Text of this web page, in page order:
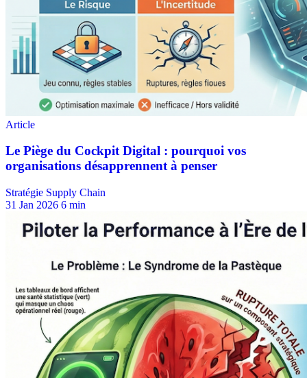
Stratégie Supply Chain
31 Jan 2026 6 min